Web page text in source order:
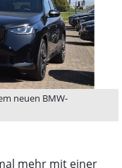
neuen BMW-
mehr mit einer